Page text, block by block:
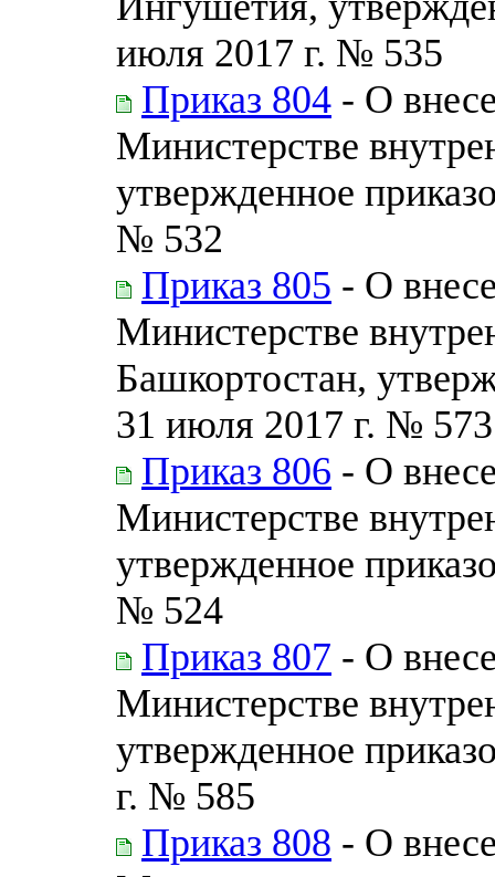
июля 2017 г. № 535
Приказ 804 - О
Министерстве
утвержденное
№ 532
Приказ 805 - О
Министерстве
Башкортостан,
31 июля 2017 г. № 573
Приказ 806 - О
Министерстве
утвержденное
№ 524
Приказ 807 - О
Министерстве
утвержденное
г. № 585
Приказ 808 - О